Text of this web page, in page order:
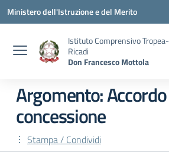
Vai ai contenuti
Vai al menu di navigazione
Vai al footer
Ministero dell'Istruzione e del Merito
Istituto Comprensivo Tropea-
Ricadi
Don Francesco Mottola
Argomento:
concessione
Stampa / Condividi